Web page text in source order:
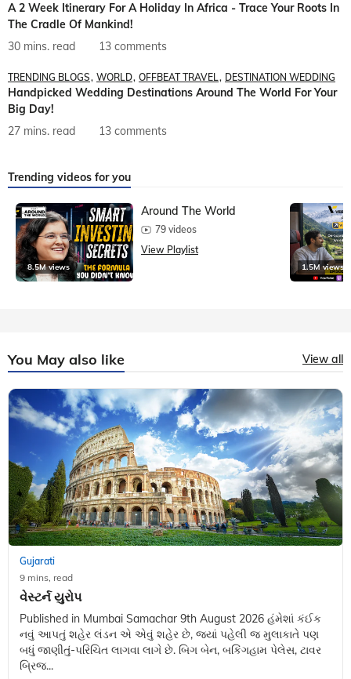
A 2 Week Itinerary For A Holiday In Africa - Trace Your Roots In
The Cradle Of Mankind!
30 mins. read
13 comments
TRENDING BLOGS WORLD OFFBEAT TRAVEL DESTINATION WEDDING
Handpicked Wedding Destinations Around The World For Your
Big Day!
27 mins. read
13 comments
Trending videos for you
8.5M views
Around The World
79 videos
View Playlist
1.5M views
You May also like View all
Gujarati
9 mins, read
વેસ્ટર્ન યુરોપ
Published in Mumbai Samachar 9th August 2026 હંમેશાં કંઈક
નવું આપતું શહેર લંડન એ એવું શહેર છે, જ્યાં પહેલી જ મુલાકાતે પણ
બધું જાણીતું-પરિચિત લાગવા લાગે છે. બિગ બેન, બકિંગહામ પેલેસ, ટાવર
બ્રિજ...